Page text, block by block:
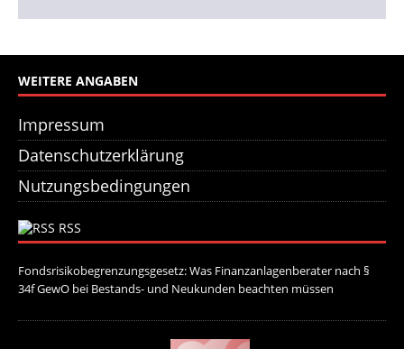
WEITERE ANGABEN
Impressum
Datenschutzerklärung
Nutzungsbedingungen
RSS
Fondsrisikobegrenzungsgesetz: Was Finanzanlagenberater nach §
34f GewO bei Bestands- und Neukunden beachten müssen